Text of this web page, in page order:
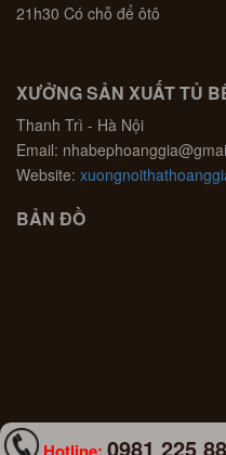
21h30 Có chỗ để ôtô
XƯỞNG SẢN XUẤT TỦ
Thanh Trì - Hà Nội
Email:
Website:
BẢN ĐỒ
0981 225